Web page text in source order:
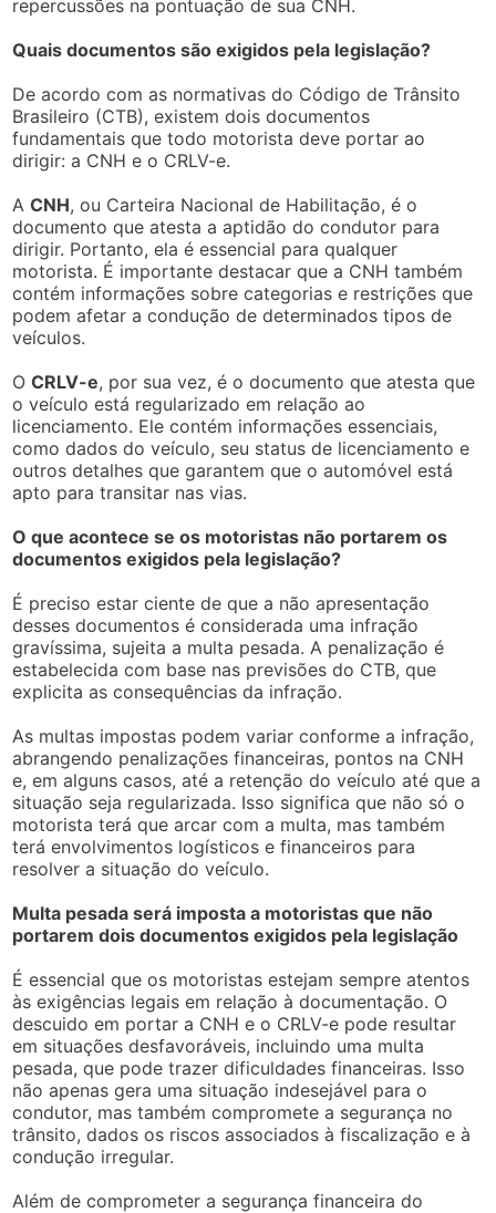
repercussões na pontuação de sua CNH.
Quais documentos são exigidos pela legislação?
De acordo com as normativas do Código de Trânsito
Brasileiro (CTB), existem dois documentos
fundamentais que todo motorista deve portar ao
dirigir: a CNH e o CRLV-e.
ACNH, ou Carteira Nacional de Habilitação, é o
documento que atesta a aptidão do condutor para
dirigir. Portanto, ela é essencial para qualquer
motorista. É importante destacar que a CNH também
contém informações sobre categorias e restrições que
podem afetar a condução de determinados tipos de
veículos.
OCRLV-e, por sua vez, é o documento que atesta que
o veículo está regularizado em relação ao
licenciamento. Ele contém informações essenciais,
como dados do veículo, seu status de licenciamento e
outros detalhes que garantem que o automóvel está
apto para transitar nas vias.
O que acontece se os motoristas não portarem os
documentos exigidos pela legislação?
É preciso estar ciente de que a não apresentação
desses documentos é considerada uma infração
gravíssima, sujeita a multa pesada. A penalização é
estabelecida com base nas previsões do CTB, que
explicita as consequências da infração.
As multas impostas podem variar conforme a infração,
abrangendo penalizações financeiras, pontos na CNH
e, em alguns casos, até a retenção do veículo até que a
situação seja regularizada. Isso significa que não só o
motorista terá que arcar com a multa, mas também
terá envolvimentos logísticos e financeiros para
resolver a situação do veículo.
Multa pesada será imposta a motoristas que não
portarem dois documentos exigidos pela legislação
É essencial que os motoristas estejam sempre atentos
às exigências legais em relação à documentação. O
descuido em portar a CNH e o CRLV-e pode resultar
em situações desfavoráveis, incluindo uma multa
pesada, que pode trazer dificuldades financeiras. Isso
não apenas gera uma situação indesejável para o
condutor, mas também compromete a segurança no
trânsito, dados os riscos associados à fiscalização e à
condução irregular.
Além de comprometer a segurança financeira do